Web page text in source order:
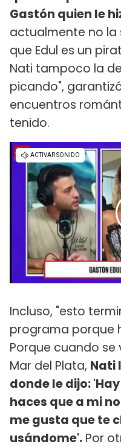
Gastón quien le
actualmente no
que Edul es un
Nati tampoco la
picando",
encuentros
tenido.
Incluso, "esto
programa porque
Porque cuando
Mar del Plata, Nati
donde le dijo:
haces que a mi
me gusta que te
usándome'. Por